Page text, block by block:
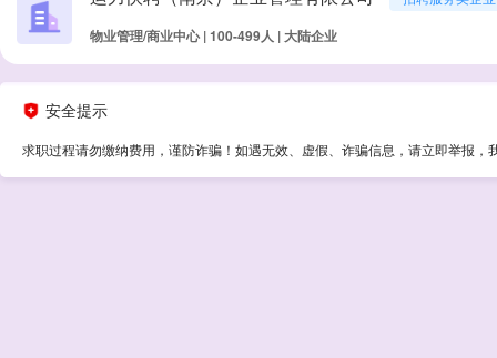
物业管理/商业中心 | 100-499人 | 大陆企业
安全提示
求职过程请勿缴纳费用，谨防诈骗！如遇无效、虚假、诈骗信息，请立即举报，